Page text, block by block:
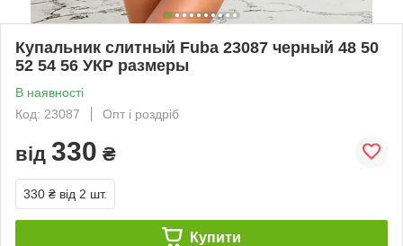
Купальник слитный Fuba 23087 черный 48 50
52 54 56 УКР размеры
В наявності
Код: 23087
Опт і роздріб
від 330 ₴
330 ₴ від 2 шт.
Купити